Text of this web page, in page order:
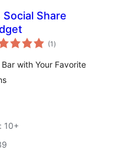
Social Share
(1 total
aprecieri
)
with Your Favorite
10+